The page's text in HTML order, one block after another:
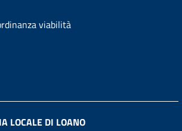
viabilità
LOCALE DI LOANO